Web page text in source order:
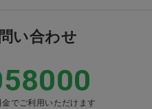
い合わせ
でご利用いただけます